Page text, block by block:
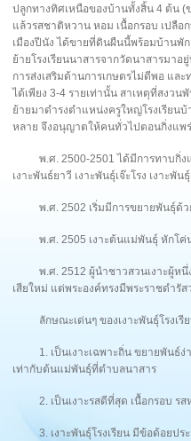
ปลูกทางทิศเหนือของบ้านทั้งสิ้น 4 ต้น
แล้วรสชาติหวาน หอม เนื้อกรอบ เปลือก
เมืองปีนัง ได้ขายที่ดินผืนนี้พร้อมบ้านพัก
ย้ายโรงเรียนนาสารจากวัดนาสารมาอ
การส่งเสริมด้านการเกษตรไม่ดีพอ แล
ได้เพียง 3-4 รายเท่านั้น สาเหตุที่สงว
ย้ายมาดำรงตำแหน่งครูใหญ่โรงเรียน
หลาย จึงอนุญาตให้คนทั่วไปตอนกิ่งแพ
พ.ศ. 2500-2501 ได้มีการทาบกิ่
เงาะพันธ์ยาวี เงาะพันธุ์เจ๊ะโรง เงาะพั
พ.ศ. 2502 เริ่มมีการขยายพันธุ์ด้
พ.ศ. 2505 เงาะต้นแม่พันธุ์ หักโค่
พ.ศ. 2512 ผู้นำชาวสวนเงาะผู้ห
เสียใหม่ แต่พระองค์ทรงมีพระราชดำรั
ลักษณะเด่นๆ ของเงาะพันธุ์โรงเ
1. เป็นเงาะเฉพาะถิ่น ขยายพันธ์
เท่ากับต้นแม่พันธุ์ที่ตำบลนาสาร
2. เป็นเงาะรสดีที่สุด เนื้อกรอบ
3. เงาะพันธุ์โรงเรียน มีข้อด้อยป